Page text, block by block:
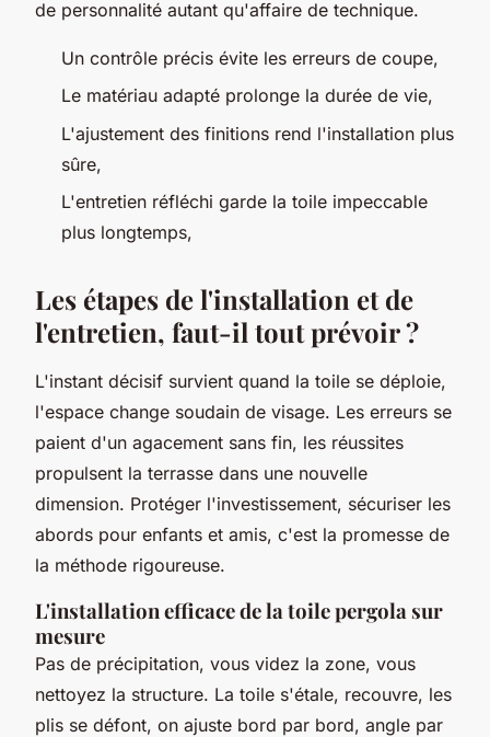
de personnalité autant qu'affaire de technique.
Un contrôle précis évite les erreurs de coupe,
Le matériau adapté prolonge la durée de vie,
L'ajustement des finitions rend l'installation plus
sûre,
L'entretien réfléchi garde la toile impeccable
plus longtemps,
Les étapes de l'installation et de
l'entretien, faut-il tout prévoir ?
L'instant décisif survient quand la toile se déploie,
l'espace change soudain de visage. Les erreurs se
paient d'un agacement sans fin, les réussites
propulsent la terrasse dans une nouvelle
dimension. Protéger l'investissement, sécuriser les
abords pour enfants et amis, c'est la promesse de
la méthode rigoureuse.
L'installation efficace de la toile pergola sur
mesure
Pas de précipitation, vous videz la zone, vous
nettoyez la structure. La toile s'étale, recouvre, les
plis se défont, on ajuste bord par bord, angle par